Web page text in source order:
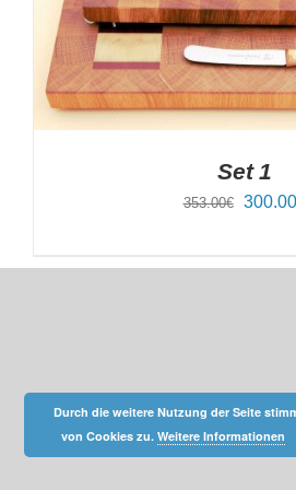
Set 1
353.00€ 300.00
Durch die weitere Nutzung der Seite
von Cookies zu.Weitere Informationen